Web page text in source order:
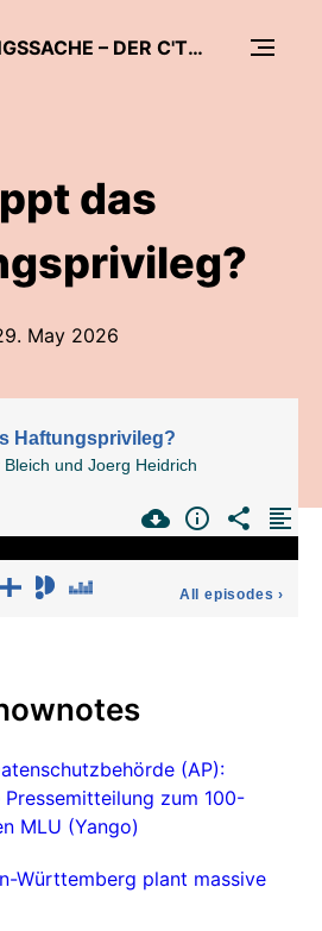
AUSLEGUNGSSACHE – DER C'T-DATENSCHUTZ-PODCAST
das
May 2026
Haftungsprivileg?
Bleich und Joerg Heidrich
All episodes ›
(AP):
zum 100-
MLU (Yango)
Württemberg plant massive